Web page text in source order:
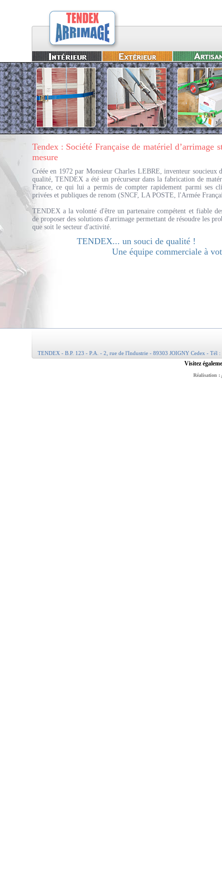
Tendex : Société Française de matériel d’arrimage
mesure
Créée en 1972 par Monsieur Charles LEBRE, inventeur soucieux
qualité, TENDEX a été un précurseur dans la fabrication de
France, ce qui lui a permis de compter rapidement parmi ses
privées et publiques de renom (SNCF, LA POSTE, l'Armée
TENDEX a la volonté d'être un partenaire compétent et fiable
de proposer des solutions d'arrimage permettant de résoudre les
que soit le secteur d'activité.
TENDEX... un souci de qualité !
Une équipe commerciale à
TENDEX - B.P. 123 - P.A. - 2, rue de l'Industrie - 89303 JOIGNY Cedex - Tél
Visitez
Réalisation :